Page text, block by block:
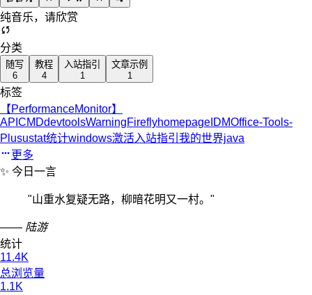
纯音乐，请欣赏
分类
随写
6
教程
4
入站指引
1
文章示例
1
标签
【PerformanceMonitor】
API CMDdevtoolsWarningFireflyhomepage IDMOffice-Tools-
Plusustat统计windows激活入站指引 我的世界java
更多
✨ 今日一言
"山重水复疑无路，柳暗花明又一村。 "
—— 陆游
统计
11.4K
总浏览量
1.1K